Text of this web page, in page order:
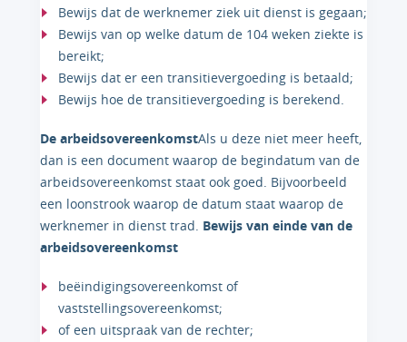
Bewijs dat de werknemer ziek uit dienst is gegaan;
Bewijs van op welke datum de 104 weken ziekte is
bereikt;
Bewijs dat er een transitievergoeding is betaald;
Bewijs hoe de transitievergoeding is berekend.
De arbeidsovereenkomstAls u deze niet meer heeft,
dan is een document waarop de begindatum van de
arbeidsovereenkomst staat ook goed. Bijvoorbeeld
een loonstrook waarop de datum staat waarop de
werknemer in dienst trad. Bewijs van einde van de
arbeidsovereenkomst
beëindigingsovereenkomst of
vaststellingsovereenkomst;
of een uitspraak van de rechter;